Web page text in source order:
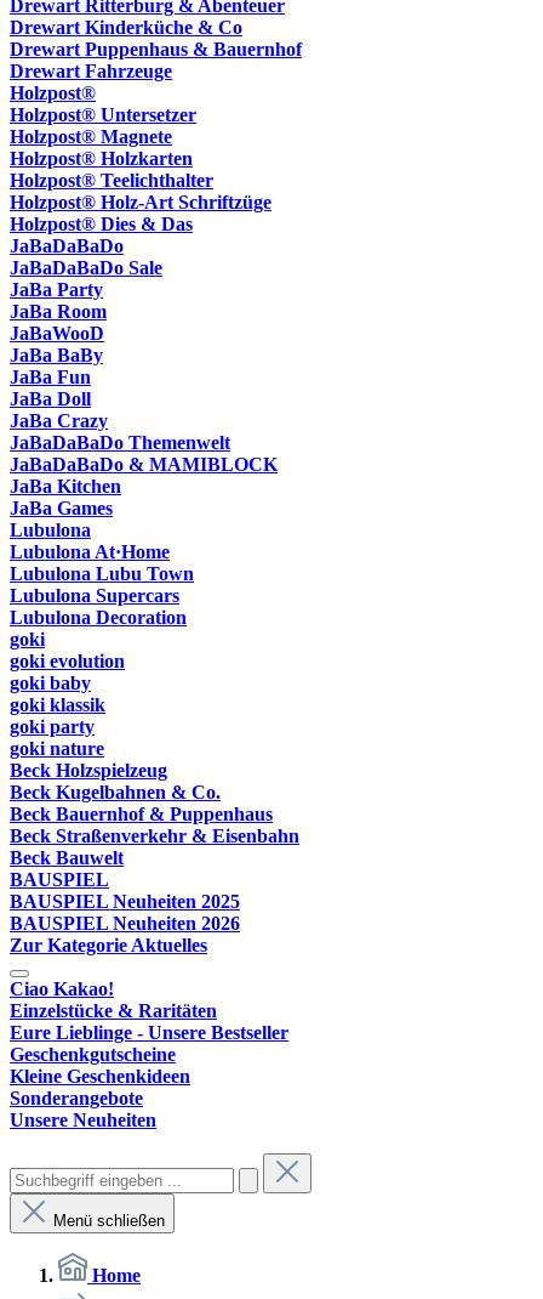
Drewart Ritterburg & Abenteuer
Drewart Kinderküche & Co
Drewart Puppenhaus & Bauernhof
Drewart Fahrzeuge
Holzpost®
Holzpost® Untersetzer
Holzpost® Magnete
Holzpost® Holzkarten
Holzpost® Teelichthalter
Holzpost® Holz-Art Schriftzüge
Holzpost® Dies & Das
JaBaDaBaDo
JaBaDaBaDo Sale
JaBa Party
JaBa Room
JaBaWooD
JaBa BaBy
JaBa Fun
JaBa Doll
JaBa Crazy
JaBaDaBaDo Themenwelt
JaBaDaBaDo & MAMIBLOCK
JaBa Kitchen
JaBa Games
Lubulona
Lubulona At·Home
Lubulona Lubu Town
Lubulona Supercars
Lubulona Decoration
goki
goki evolution
goki baby
goki klassik
goki party
goki nature
Beck Holzspielzeug
Beck Kugelbahnen & Co.
Beck Bauernhof & Puppenhaus
Beck Straßenverkehr & Eisenbahn
Beck Bauwelt
BAUSPIEL
BAUSPIEL Neuheiten 2025
BAUSPIEL Neuheiten 2026
Zur Kategorie Aktuelles
Ciao Kakao!
Einzelstücke & Raritäten
Eure Lieblinge - Unsere Bestseller
Geschenkgutscheine
Kleine Geschenkideen
Sonderangebote
Unsere Neuheiten
Menü schließen
Home